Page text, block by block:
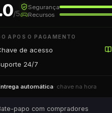
/5
Segurança
Recursos
APOS O PAGAMENTO
de acesso
24/7
automática· chave na hora
papo com compradores